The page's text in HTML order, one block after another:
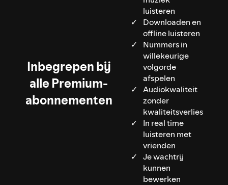
Inbegrepen bij
alle Premium-
abonnementen
luisteren
Downloaden en
offline luisteren
Nummers in
willekeurige
volgorde
afspelen
Audiokwaliteit
zonder
kwaliteitsverlies
In real time
luisteren met
vrienden
Je wachtrij
kunnen
bewerken